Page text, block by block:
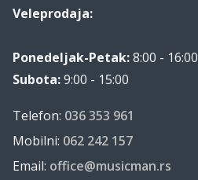
Veleprodaja:
Ponedeljak-Petak:8:00 - 16:00
Subota:9:00 - 15:00
Telefon: 036 353 961
Mobilni: 062 242 157
Email: office@musicman.rs